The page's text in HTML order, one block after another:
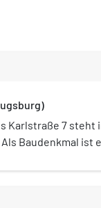
Karlstraße 7 steht
Baudenkmal ist